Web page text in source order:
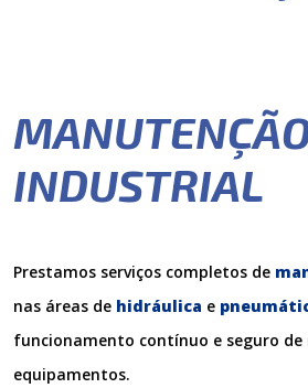
INDUSTRIAL
Prestamos serviços completos de
nas áreas de hidráulica e
funcionamento contínuo e seguro de
equipamentos.